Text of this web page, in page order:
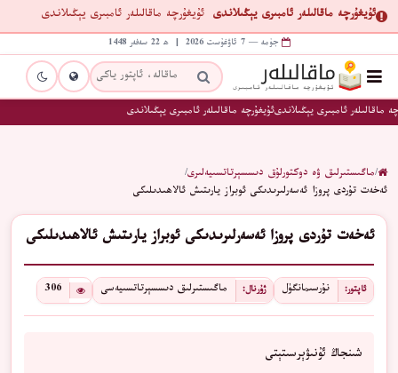
ئۇيغۇرچە ماقالىلەر ئامبىرى يېڭىلاندى ئۇيغۇرچە ماقالىلەر ئامبىرى يېڭىلاندى
جۈمە — 7 ئاۋغۇست 2026 | ھ 22 سەفەر 1448
ماقالىلەر ئامبىرى يېڭىلاندىئۇيغۇرچە ماقالىلەر ئامبىرى يېڭىلاندى
/ماگىستىرلىق ۋە دوكتورلۇق دىسسېرتاتسىيەلىرى/
ئەخەت تۇردى پروزا ئەسەرلىرىدىكى ئوبراز يارىتىش ئالاھىدىلىكى
ئەخەت تۇردى پروزا ئەسەرلىرىدىكى ئوبراز يارىتىش ئالاھىدىلىكى
ئاپتور: نۇرسىمانگۈل ژۇرنال: ماگىستىرلىق دىسسېرتاتسىيەسى 306
شىنجاڭ ئۇنىۋېرسىتېتى